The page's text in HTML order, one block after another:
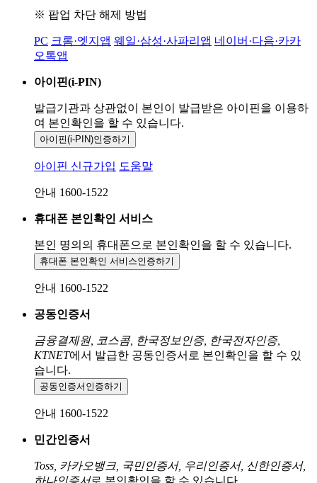
※ 팝업 차단 해제 방법
PC 크롬·엣지앱 웨일·삼성·사파리앱 네이버·다음·카카
오톡앱
아이핀(i-PIN)
발급기관과 상관없이 본인이 발급받은 아이핀을 이용하
여 본인확인을 할 수 있습니다.
아이핀(i-PIN)인증하기
아이핀 신규가입 도움말
안내 1600-1522
휴대폰 본인확인 서비스
본인 명의의 휴대폰으로 본인확인을 할 수 있습니다.
휴대폰 본인확인 서비스인증하기
안내 1600-1522
공동인증서
금융결제원, 코스콤, 한국정보인증, 한국전자인증,
KTNET에서 발급한 공동인증서로 본인확인을 할 수 있
습니다.
공동인증서 인증하기
안내 1600-1522
민간인증서
Toss, 카카오뱅크, 국민인증서, 우리인증서, 신한인증서,